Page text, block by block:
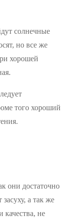
солнечные
но все же
хорошей
того хороший
они достаточно
а так же
качества, не